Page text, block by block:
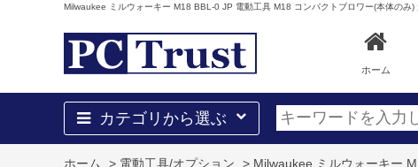
Milwaukee ミルウォーキー M18 BBL-0 JP 電動工具 M18 コンパクトブロワー(本体のみ)
ホーム
カテゴリから選ぶ
ホーム > 電動工具/オプション > Milwaukee ミルウォーキー